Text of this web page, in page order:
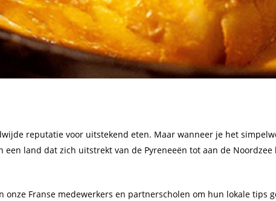
reputatie voor uitstekend eten. Maar wanneer je het
een land dat zich uitstrekt van de Pyreneeën tot aan de
onze Franse medewerkers en partnerscholen om hun lokale tips